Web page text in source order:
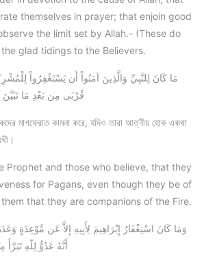
themselves in prayer; that enjoin good
the limit set by Allah.- (These do
glad tidings to the Believers.
قُرْبَى مِن بَعْدِ مَا
মাগফেরাত কামনা করে, যদিও তারা আত্নীয় হোক একথা
Prophet and those who believe, that they
for Pagans, even though they be of
that they are companions of the Fire.
أَنَّهُ عَدُوٌّ لِلّهِ تَبَرَّأَ